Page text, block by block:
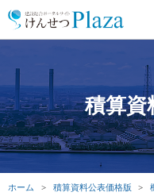
積算資
ホーム 積算資料公表価格版